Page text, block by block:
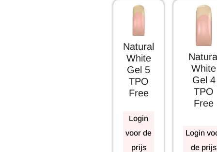
Natural
White
Gel 5
TPO
Free
Login
voor de
prijs
White
Gel 4
TPO
Free
Login
de prijs